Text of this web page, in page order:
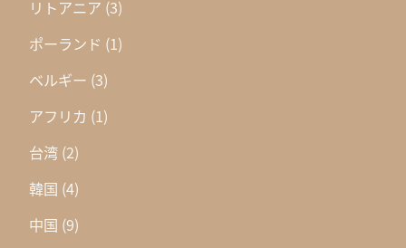
リトアニア (3)
ポーランド (1)
ベルギー (3)
アフリカ (1)
台湾 (2)
韓国 (4)
中国 (9)